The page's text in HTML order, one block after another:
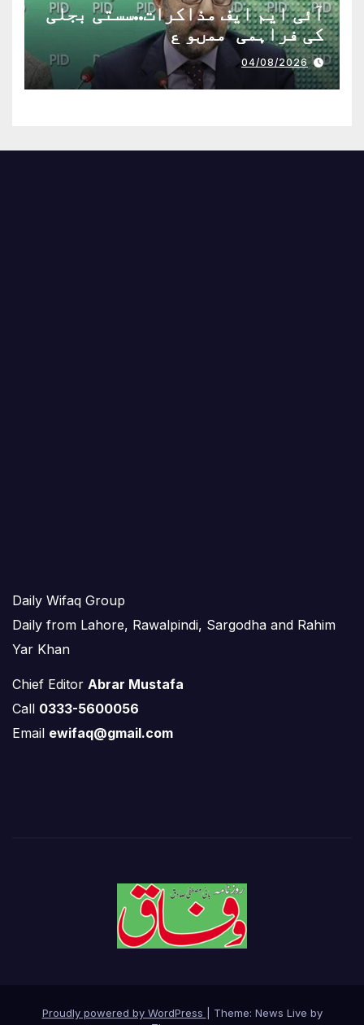
آئی ایم ایف مذاکرات..سستی بجلی
کی فراہمی ممںو ع
04/08/2026
Daily Wifaq Group
Daily from Lahore, Rawalpindi, Sargodha and Rahim
Yar Khan
Chief Editor Abrar Mustafa
Call 0333-5600056
Email ewifaq@gmail.com
Proudly powered by WordPress
Theme: News Live by